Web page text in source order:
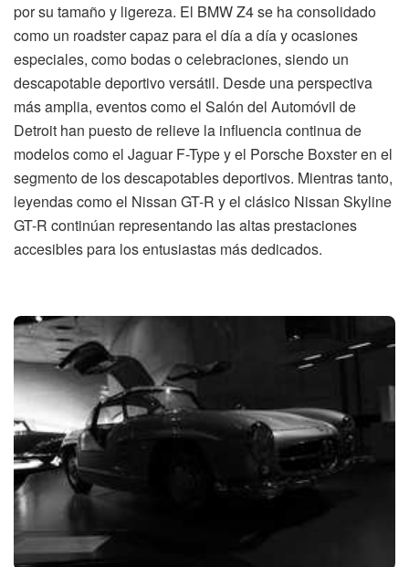
por su tamaño y ligereza. El BMW Z4 se ha consolidado
como un roadster capaz para el día a día y ocasiones
especiales, como bodas o celebraciones, siendo un
descapotable deportivo versátil. Desde una perspectiva
más amplia, eventos como el Salón del Automóvil de
Detroit han puesto de relieve la influencia continua de
modelos como el Jaguar F-Type y el Porsche Boxster en el
segmento de los descapotables deportivos. Mientras tanto,
leyendas como el Nissan GT-R y el clásico Nissan Skyline
GT-R continúan representando las altas prestaciones
accesibles para los entusiastas más dedicados.